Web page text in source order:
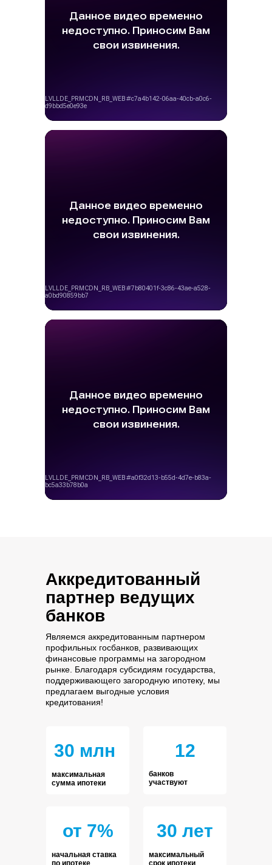
30 лет
максимальный
срок ипотеки
от 7%
начальная ставка
по ипотеке
12
банков
участвуют
30 млн
максимальная
сумма ипотеки
Аккредитованный
партнер ведущих
банков
Являемся аккредитованным партнером
профильных госбанков, развивающих
финансовые программы на загородном
рынке. Благодаря субсидиям государства,
поддерживающего загородную ипотеку, мы
предлагаем выгодные условия
кредитования!